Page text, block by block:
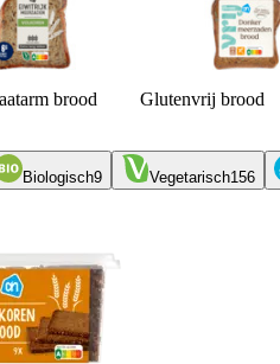
brood Glutenvrij brood
Biologisch9 Vegetarisch156